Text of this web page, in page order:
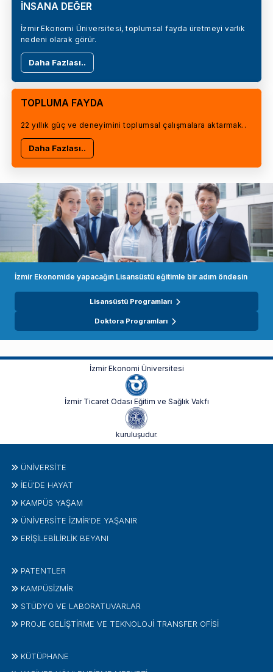
İNSANA DEĞER
İzmir Ekonomi Üniversitesi, toplumsal fayda üretmeyi varlık
nedeni olarak görür.
Daha Fazlası..
TOPLUMA FAYDA
22 yıllık güç ve deneyimini toplumsal çalışmalara aktarmak..
Daha Fazlası..
İzmir Ekonomide yapacağın Lisansüstü eğitimle bir adım öndesin
Lisansüstü Programları
Doktora Programları
İzmir Ekonomi Üniversitesi
İzmir Ticaret Odası Eğitim ve Sağlık Vakfı
kuruluşudur.
ÜNIVERSITE
İEÜ'DE HAYAT
KAMPÜS YAŞAM
ÜNİVERSİTE İZMİR'DE YAŞANIR
ERİŞİLEBİLİRLİK BEYANI
PATENTLER
KAMPÜSİZMIR
STÜDYO VE LABORATUVARLAR
PROJE GELIŞTIRME VE TEKNOLOJI TRANSFER OFISI
KÜTÜPHANE